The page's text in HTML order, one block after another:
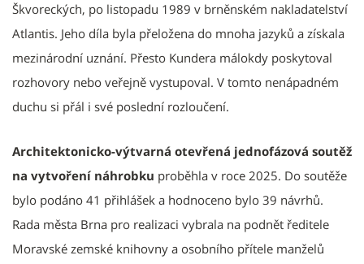
Škvoreckých, po listopadu 1989 v brněnském nakladatelství
Atlantis. Jeho díla byla přeložena do mnoha jazyků a získala
mezinárodní uznání. Přesto Kundera málokdy poskytoval
rozhovory nebo veřejně vystupoval. V tomto nenápadném
duchu si přál i své poslední rozloučení.
Architektonicko-výtvarná otevřená jednofázová soutěž
na vytvoření náhrobku proběhla v roce 2025. Do soutěže
bylo podáno 41 přihlášek a hodnoceno bylo 39 návrhů.
Rada města Brna pro realizaci vybrala na podnět ředitele
Moravské zemské knihovny a osobního přítele manželů